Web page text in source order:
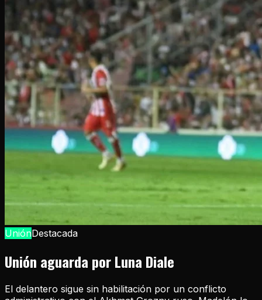
UniónDestacada
Unión aguarda por Luna Diale
El delantero sigue sin habilitación por un conflicto